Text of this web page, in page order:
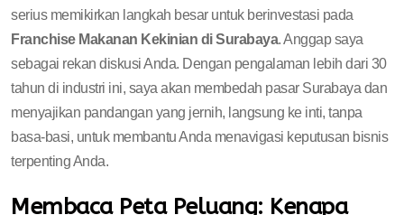
serius memikirkan langkah besar untuk berinvestasi pada
Franchise Makanan Kekinian di Surabaya. Anggap saya
sebagai rekan diskusi Anda. Dengan pengalaman lebih dari 30
tahun di industri ini, saya akan membedah pasar Surabaya dan
menyajikan pandangan yang jernih, langsung ke inti, tanpa
basa-basi, untuk membantu Anda menavigasi keputusan bisnis
terpenting Anda.
Membaca Peta Peluang: Kenapa